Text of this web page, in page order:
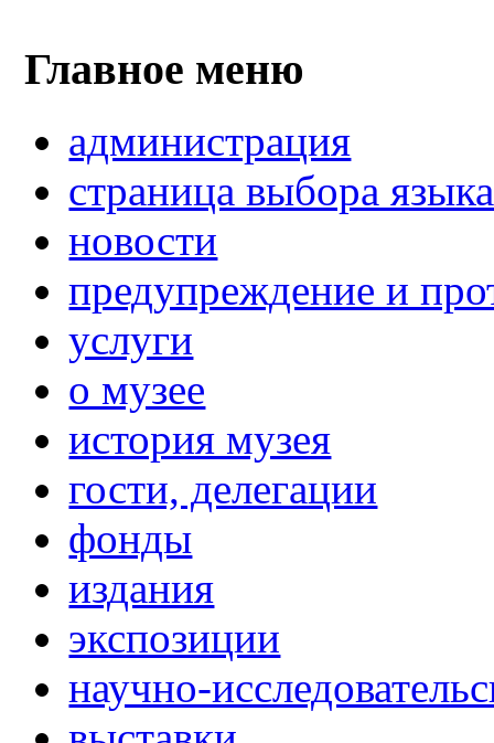
Главное меню
администрация
страница выбора языка
новости
предупреждение и
услуги
о музее
история музея
гости, делегации
фонды
издания
экспозиции
научно-